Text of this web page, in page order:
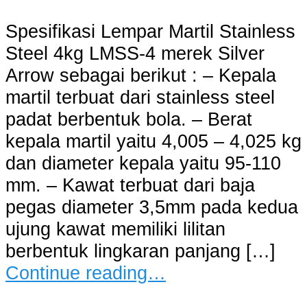
Spesifikasi Lempar Martil Stainless
Steel 4kg LMSS-4 merek Silver
Arrow sebagai berikut : – Kepala
martil terbuat dari stainless steel
padat berbentuk bola. – Berat
kepala martil yaitu 4,005 – 4,025 kg
dan diameter kepala yaitu 95-110
mm. – Kawat terbuat dari baja
pegas diameter 3,5mm pada kedua
ujung kawat memiliki lilitan
berbentuk lingkaran panjang […]
Continue reading…